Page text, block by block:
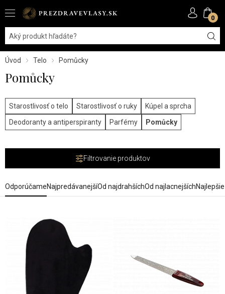
0
Úvod Telo Pomůcky
Pomůcky
Starostlivosť o telo Starostlivosť o ruky
Kúpel a sprcha
Deodoranty a antiperspiranty
Parfémy Pomůcky
Filtrovanie produktov
OdporúčameNajpredávanejšíOd najdrahšíchOd najlacnejších